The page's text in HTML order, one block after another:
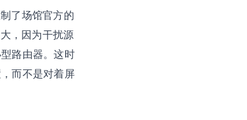
了场馆官方的
，因为干扰源
路由器。这时
而不是对着屏